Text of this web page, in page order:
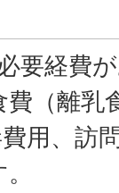
要経費
（離乳
用、訪